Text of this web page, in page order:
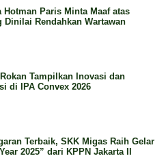
Hotman Paris Minta Maaf atas
Dinilai Rendahkan Wartawan
Tampilkan Inovasi dan
di IPA Convex 2026
Terbaik, SKK Migas Raih Gelar
2025” dari KPPN Jakarta II